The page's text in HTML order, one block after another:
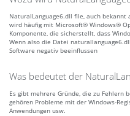
NaturalLanguage6.dll file, auch
wird häufig mit Microsoft® Windows®
Komponente, die sicherstellt, dass
Wenn also die Datei
Software negativ beeinflussen
Was bedeutet der
Es gibt mehrere Gründe, die zu Fehlern
gehören Probleme mit der Windows-
Anwendungen usw.